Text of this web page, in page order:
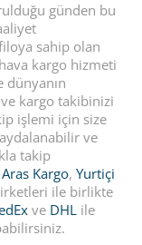
günden bu
sahip olan
kargo hizmeti
dünyanın
kargo takibinizi
işlemi için size
ve
takip
Aras Kargo, Yurtiçi
ile birlikte
ve DHL ile